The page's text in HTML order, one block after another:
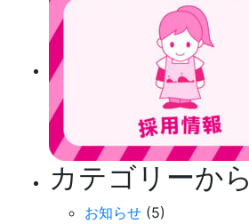
カテゴリーか
お知らせ (5)